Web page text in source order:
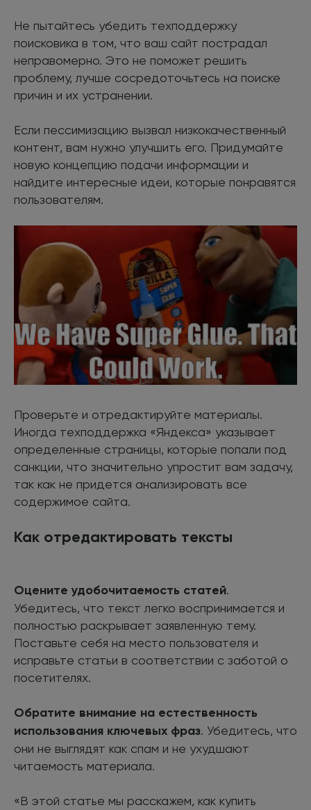
Не пытайтесь убедить техподдержку
поисковика в том, что ваш сайт пострадал
неправомерно. Это не поможет решить
проблему, лучше сосредоточьтесь на поиске
причин и их устранении.
Если пессимизацию вызвал низкокачественный
контент, вам нужно улучшить его. Придумайте
новую концепцию подачи информации и
найдите интересные идеи, которые понравятся
пользователям.
Проверьте и отредактируйте материалы.
Иногда техподдержка «Яндекса» указывает
определенные страницы, которые попали под
санкции, что значительно упростит вам задачу,
так как не придется анализировать все
содержимое сайта.
Как отредактировать тексты
Оцените удобочитаемость статей.
Убедитесь, что текст легко воспринимается и
полностью раскрывает заявленную тему.
Поставьте себя на место пользователя и
исправьте статьи в соответствии с заботой о
посетителях.
Обратите внимание на естественность
использования ключевых фраз. Убедитесь, что
они не выглядят как спам и не ухудшают
читаемость материала.
«В этой статье мы расскажем, как купить